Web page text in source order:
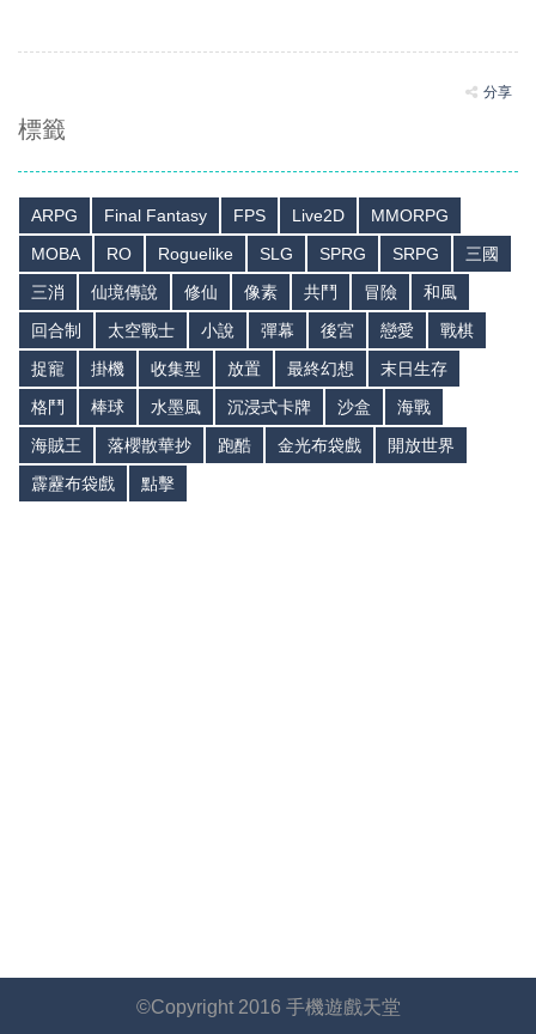
分享
標籤
ARPG Final Fantasy FPS Live2D
MMORPG
MOBA
RO Roguelike SLG SPRG SRPG
三國
三消
仙境傳說 修仙 像素 共鬥 冒險
和風
回合制
太空戰士 小說 彈幕 後宮 戀愛
戰棋
捉寵
掛機 收集型 放置 最終幻想
末日生存
格鬥
棒球 水墨風 沉浸式卡牌 沙盒
海戰
海賊王
落櫻散華抄 跑酷 金光布袋戲
開放世界
霹靂布袋戲
點擊
©Copyright 2016 手機遊戲天堂